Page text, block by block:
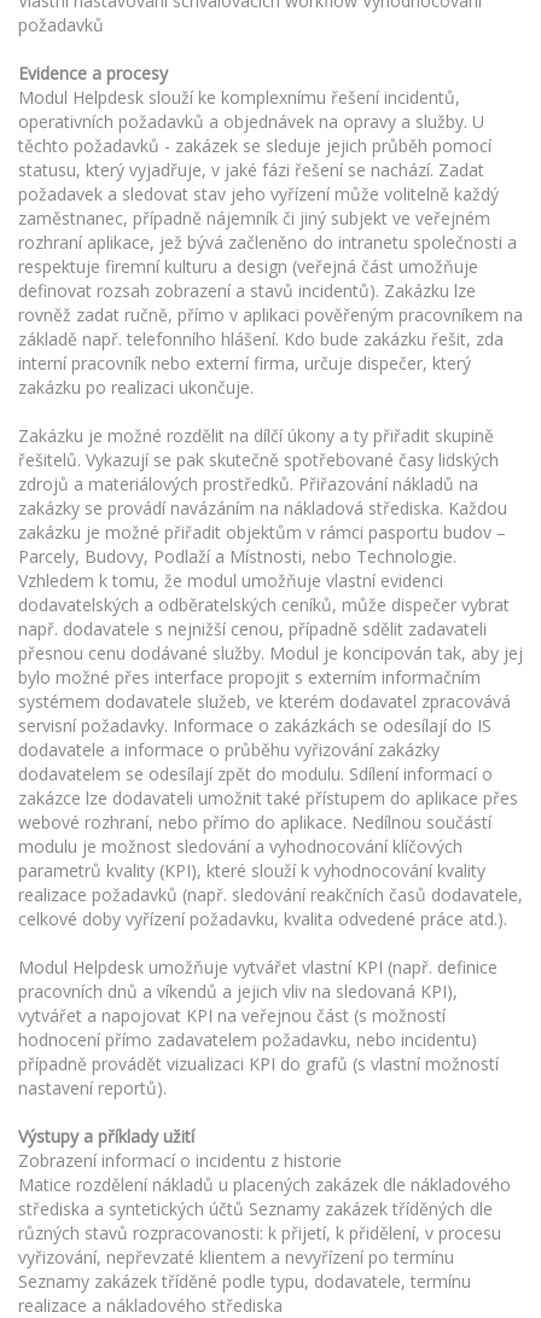
požadavků
Evidence a procesy
Modul Helpdesk slouží ke komplexnímu řešení incidentů,
operativních požadavků a objednávek na opravy a služby. U
těchto požadavků - zakázek se sleduje jejich průběh pomocí
statusu, který vyjadřuje, v jaké fázi řešení se nachází. Zadat
požadavek a sledovat stav jeho vyřízení může volitelně každý
zaměstnanec, případně nájemník či jiný subjekt ve veřejném
rozhraní aplikace, jež bývá začleněno do intranetu společnosti a
respektuje firemní kulturu a design (veřejná část umožňuje
definovat rozsah zobrazení a stavů incidentů). Zakázku lze
rovněž zadat ručně, přímo v aplikaci pověřeným pracovníkem na
základě např. telefonního hlášení. Kdo bude zakázku řešit, zda
interní pracovník nebo externí firma, určuje dispečer, který
zakázku po realizaci ukončuje.
Zakázku je možné rozdělit na dílčí úkony a ty přiřadit skupině
řešitelů. Vykazují se pak skutečně spotřebované časy lidských
zdrojů a materiálových prostředků. Přiřazování nákladů na
zakázky se provádí navázáním na nákladová střediska. Každou
zakázku je možné přiřadit objektům v rámci pasportu budov –
Parcely, Budovy, Podlaží a Místnosti, nebo Technologie.
Vzhledem k tomu, že modul umožňuje vlastní evidenci
dodavatelských a odběratelských ceníků, může dispečer vybrat
např. dodavatele s nejnižší cenou, případně sdělit zadavateli
přesnou cenu dodávané služby. Modul je koncipován tak, aby jej
bylo možné přes interface propojit s externím informačním
systémem dodavatele služeb, ve kterém dodavatel zpracovává
servisní požadavky. Informace o zakázkách se odesílají do IS
dodavatele a informace o průběhu vyřizování zakázky
dodavatelem se odesílají zpět do modulu. Sdílení informací o
zakázce lze dodavateli umožnit také přístupem do aplikace přes
webové rozhraní, nebo přímo do aplikace. Nedílnou součástí
modulu je možnost sledování a vyhodnocování klíčových
parametrů kvality (KPI), které slouží k vyhodnocování kvality
realizace požadavků (např. sledování reakčních časů dodavatele,
celkové doby vyřízení požadavku, kvalita odvedené práce atd.).
Modul Helpdesk umožňuje vytvářet vlastní KPI (např. definice
pracovních dnů a víkendů a jejich vliv na sledovaná KPI),
vytvářet a napojovat KPI na veřejnou část (s možností
hodnocení přímo zadavatelem požadavku, nebo incidentu)
případně provádět vizualizaci KPI do grafů (s vlastní možností
nastavení reportů).
Výstupy a příklady užití
Zobrazení informací o incidentu z historie
Matice rozdělení nákladů u placených zakázek dle nákladového
střediska a syntetických účtů Seznamy zakázek tříděných dle
různých stavů rozpracovanosti: k přijetí, k přidělení, v procesu
vyřizování, nepřevzaté klientem a nevyřízení po termínu
Seznamy zakázek tříděné podle typu, dodavatele, termínu
realizace a nákladového střediska